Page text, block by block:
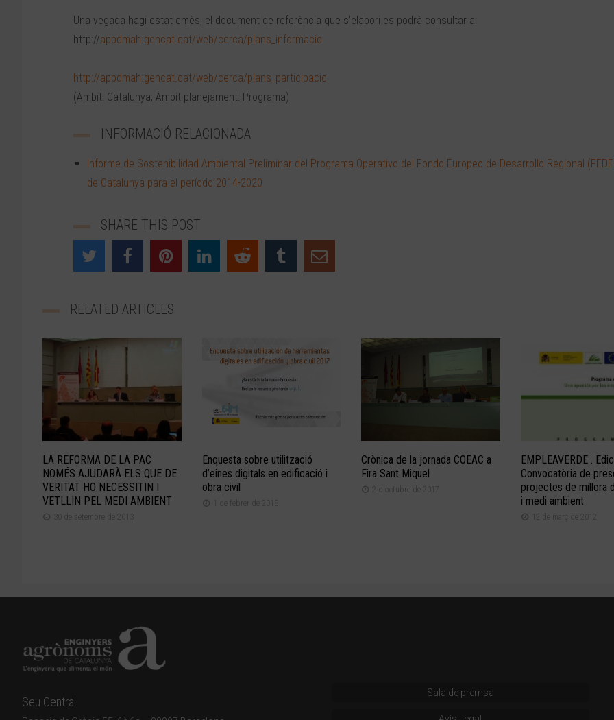
Una vegada hagi estat emès, el document de referència que s’elabori es podrà consultar a:
http://appdmah.gencat.cat/web/cerca/plans_informacio
http://appdmah.gencat.cat/web/cerca/plans_participacio
(Àmbit: Catalunya; Àmbit planejament: Programa)
INFORMACIÓ RELACIONADA
Informe de Sostenibilidad Ambiental Preliminar del Programa Operativo del Fondo Europeo de Desarrollo Regional
de Catalunya para el período 2014-2020
SHARE THIS POST
RELATED ARTICLES
LA REFORMA DE LA PAC
NOMÉS AJUDARÀ ELS QUE DE
VERITAT HO NECESSITIN I
VETLLIN PEL MEDI AMBIENT
30 de setembre de 2013
Enquesta sobre utilització
d’eines digitals en edificació i
obra civil
1 de febrer de 2018
Crònica de la jornada COEAC a
Fira Sant Miquel
2 d'octubre de 2017
EMPLEAVERDE .
Convocatòria de
projectes de millora
i medi ambient
12 de març de 2012
Seu Central
Sala de premsa